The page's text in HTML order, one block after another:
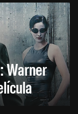
Warner